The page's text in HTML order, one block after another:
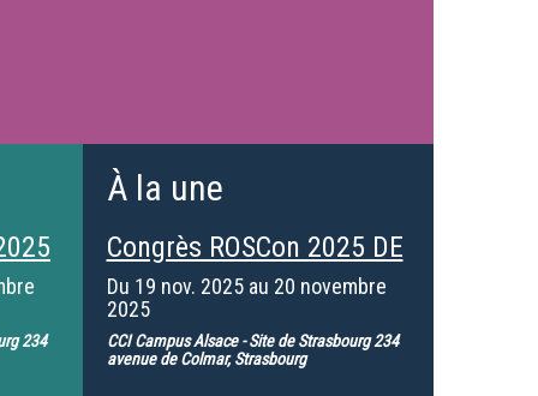
234
À la une
Congrès ROSCon 2025 DE
Du 19 nov. 2025au 20 novembre
2025
CCI Campus Alsace - Site de Strasbourg 234
avenue de Colmar, Strasbourg